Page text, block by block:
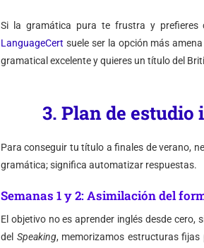
Si la gramática pura te frustra y prefieres
LanguageCert suele ser la opción más
gramatical excelente y quieres un título del
3. Plan de estudio
Para conseguir tu título a finales de verano,
gramática; significa automatizar respuestas.
Semanas 1 y 2: Asimilación del
El objetivo no es aprender inglés desde cero,
del Speaking, memorizamos estructuras fijas